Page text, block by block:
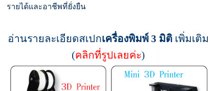
รายได้และอาชีพที่ยั่งยืน
อ่านรายละเอียดสเปกเครื่องพิมพ์ 3 มิติ เพิ่มเติม
(คลิกที่รูปเลยค่ะ)